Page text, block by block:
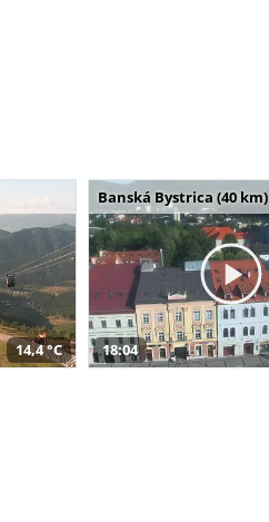
14,4 °C
Banská Bystrica (40 km)
18:04